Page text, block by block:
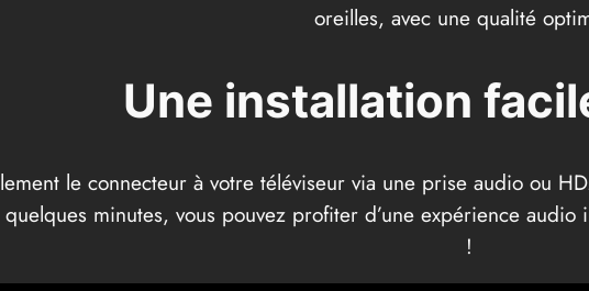
oreilles, avec une qualité
Une installation
le connecteur à votre téléviseur via une prise audio ou
minutes, vous pouvez profiter d’une expérience
!